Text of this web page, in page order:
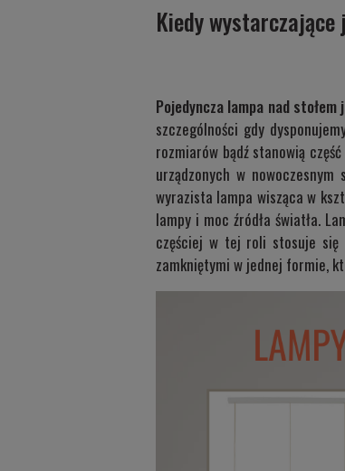
Kiedy wystarczające
Pojedyncza lampa nad stołem
szczególności gdy
rozmiarów bądź stanowią
urządzonych w
wyrazista lampa wisząca w
lampy i moc źródła światła.
częściej w tej roli stosuje się
zamkniętymi w jednej formie,